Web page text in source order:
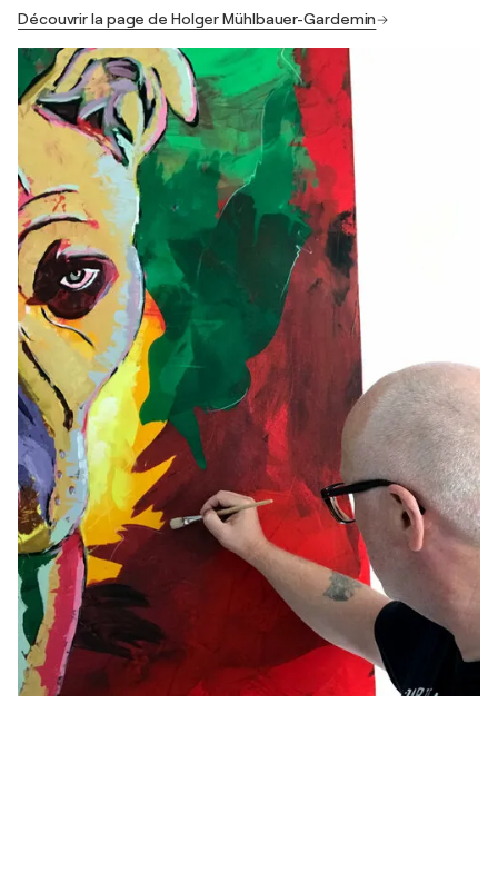
Découvrir la page de Holger Mühlbauer-Gardemin